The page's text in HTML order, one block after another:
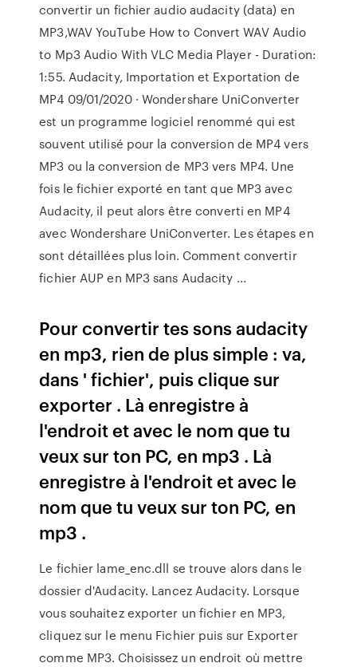
convertir un fichier audio audacity (data) en
MP3,WAV YouTube How to Convert WAV Audio
to Mp3 Audio With VLC Media Player - Duration:
1:55. Audacity, Importation et Exportation de
MP4 09/01/2020 · Wondershare UniConverter
est un programme logiciel renommé qui est
souvent utilisé pour la conversion de MP4 vers
MP3 ou la conversion de MP3 vers MP4. Une
fois le fichier exporté en tant que MP3 avec
Audacity, il peut alors être converti en MP4
avec Wondershare UniConverter. Les étapes en
sont détaillées plus loin. Comment convertir
fichier AUP en MP3 sans Audacity ...
Pour convertir tes sons audacity
en mp3, rien de plus simple : va,
dans ' fichier', puis clique sur
exporter . Là enregistre à
l'endroit et avec le nom que tu
veux sur ton PC, en mp3 . Là
enregistre à l'endroit et avec le
nom que tu veux sur ton PC, en
mp3 .
Le fichier lame_enc.dll se trouve alors dans le
dossier d'Audacity. Lancez Audacity. Lorsque
vous souhaitez exporter un fichier en MP3,
cliquez sur le menu Fichier puis sur Exporter
comme MP3. Choisissez un endroit où mettre